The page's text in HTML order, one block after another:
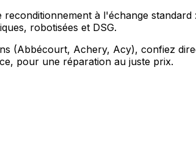
à l'échange
robotisées et DSG.
(Abbécourt, Achery, Acy), confiez
pour une réparation au juste prix.